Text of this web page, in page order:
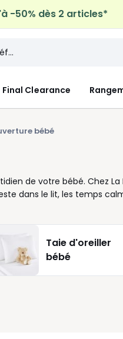
sur tous vos
Final Clearance
bébé
de votre bébé. Chez La
dans le lit, les temps
sensation de confort.
toucher agréable et sa
le temps, la praticité
naissance ou comme
jour après jour, sans
Taie d'oreiller
bébé